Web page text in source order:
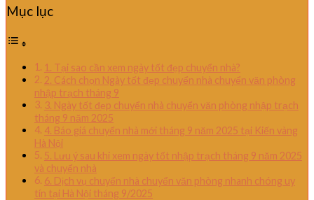
Mục lục
1. Tại sao cần xem ngày tốt đẹp chuyển nhà?
2. Cách chọn Ngày tốt đẹp chuyển nhà chuyển văn phòng
nhập trạch tháng 9
3. Ngày tốt đẹp chuyển nhà chuyển văn phòng nhập trạch
tháng 9 năm 2025
4. Báo giá chuyển nhà mới tháng 9 năm 2025 tại Kiến vàng
Hà Nội
5. Lưu ý sau khi xem ngày tốt nhập trạch tháng 9 năm 2025
và chuyển nhà
6. Dịch vụ chuyển nhà chuyển văn phòng nhanh chóng uy
tín tại Hà Nội tháng 9/2025